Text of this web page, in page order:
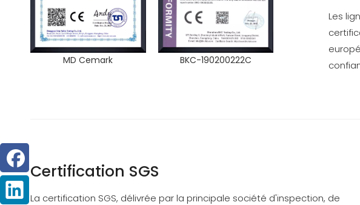
MD Cemark BKC-190200222C
Les
Certification SGS
La certification SGS, délivrée par la principale société d'inspection, de